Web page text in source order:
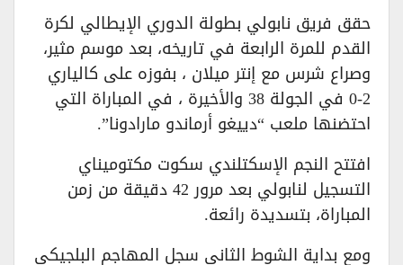
حقق فريق نابولي بطولة الدوري الإيطالي لكرة
القدم للمرة الرابعة في تاريخه، بعد موسم مثير،
وصراع شرس مع إنتر ميلان ، بفوزه على كالياري
2-0 في الجولة 38 والأخيرة ، في المباراة التي
احتضنها ملعب “دييغو أرماندو مارادونا”.
افتتح النجم الإسكتلندي سكوت مكتوميناي
التسجيل لنابولي بعد مرور 42 دقيقة من زمن
المباراة، بتسديدة رائعة.
ومع بداية الشوط الثاني سجل المهاجم البلجيكي